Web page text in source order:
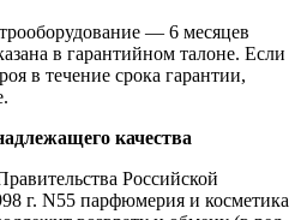
— 6 месяцев
в гарантийном талоне. Если
в течение срока гарантии,
качества
Российской
г. N55 парфюмерия и косметика